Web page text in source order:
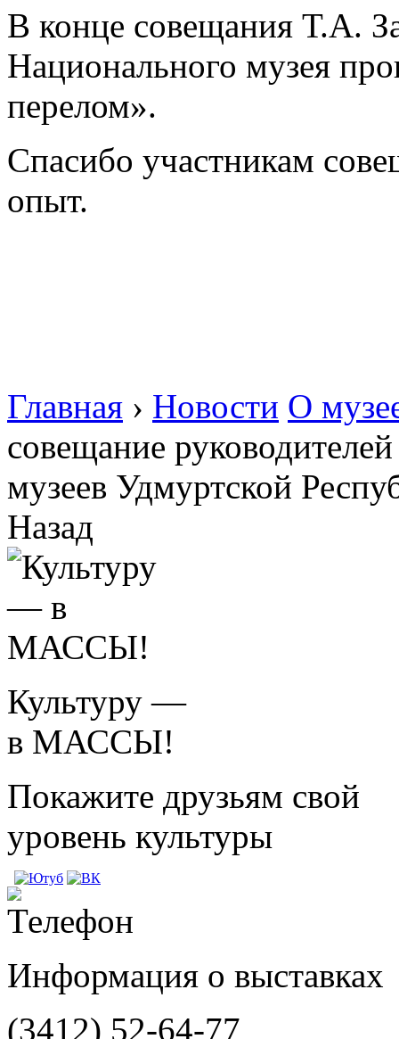
В конце совещания Т.А.
Национального музея
перелом».
Спасибо участникам
опыт.
Главная › Новости О
совещание
музеев Удмуртской
Назад
Культуру —
в МАССЫ!
Покажите друзьям свой
уровень культуры
Информация о выставках
(3412) 52-64-77